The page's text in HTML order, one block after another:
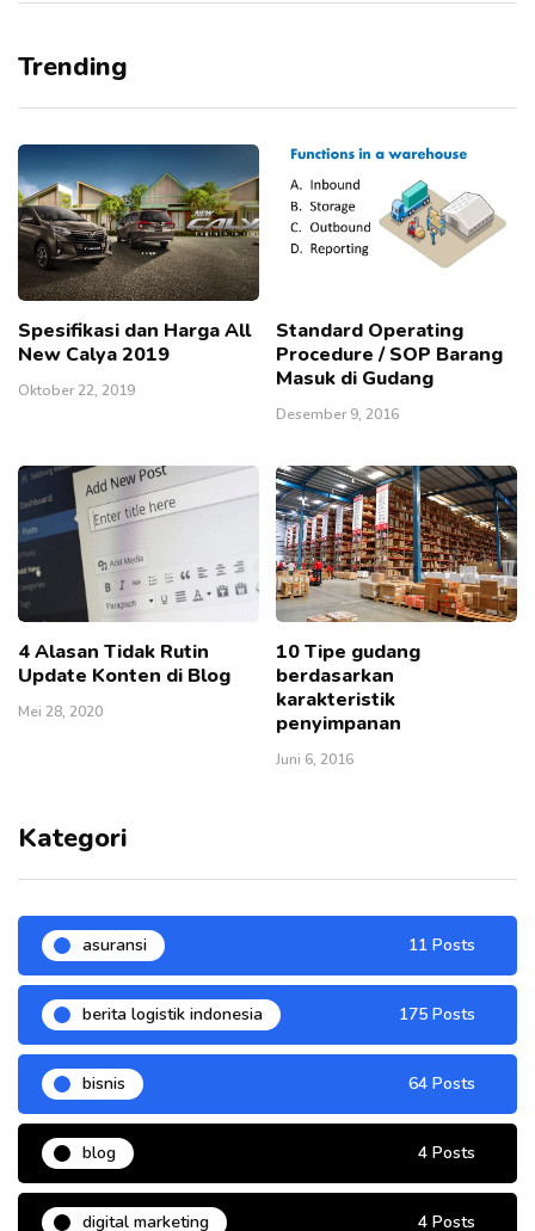
Trending
Spesifikasi dan Harga All
New Calya 2019
Oktober 22, 2019
Standard Operating
Procedure / SOP Barang
Masuk di Gudang
Desember 9, 2016
4 Alasan Tidak Rutin
Update Konten di Blog
Mei 28, 2020
10 Tipe gudang
berdasarkan
karakteristik
penyimpanan
Juni 6, 2016
Kategori
asuransi 11 Posts
berita logistik indonesia 175 Posts
bisnis 64 Posts
blog 4 Posts
digital marketing 4 Posts